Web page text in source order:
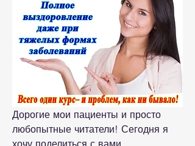
Дорогие мои пациенты и просто
любопытные читатели! Сегодня я
хочу поделиться с вами